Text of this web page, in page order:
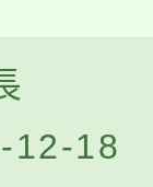
12-18